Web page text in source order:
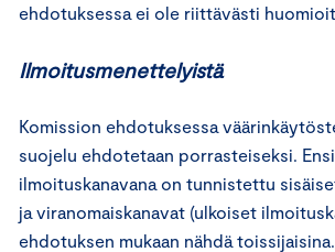
ehdotuksessa ei ole riittävästi
Ilmoitusmenettelyistä
Komission ehdotuksessa
suojelu ehdotetaan porrasteiseksi.
ilmoituskanavana on tunnistettu
ja viranomaiskanavat (ulkoiset
ehdotuksen mukaan nähdä